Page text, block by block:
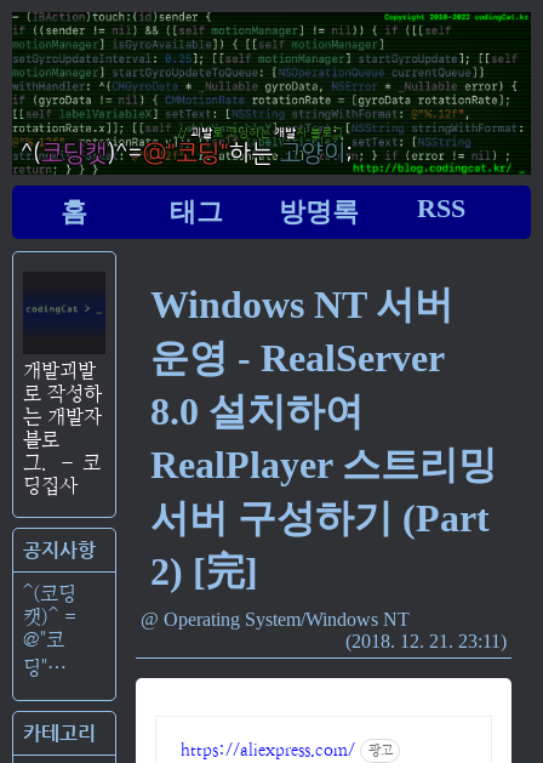
홈 태그 방명록 RSS
개발괴발
로 작성하
는 개발자
블로
그.
– 코
딩집사
공지사항
^(코딩
캣)^ =
@"코
딩"⋯
카테고리
Windows NT 서버
운영 - RealServer
8.0 설치하여
RealPlayer 스트리밍
서버 구성하기 (Part
2) [完]
Operating System/Windows NT
2018. 12. 21. 23:11
https://aliexpress.com/ 광고